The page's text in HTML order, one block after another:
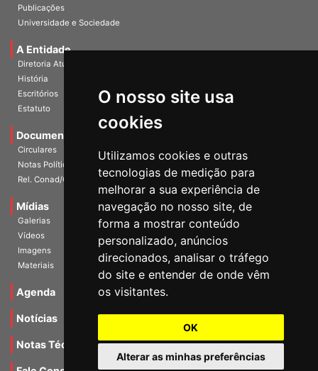
O nosso site usa
cookies
Utilizamos cookies e outras
tecnologias de medição para
melhorar a sua experiência de
navegação no nosso site, de
forma a mostrar conteúdo
personalizado, anúncios
direcionados, analisar o tráfego
do site e entender de onde vêm
os visitantes.
OK
Alterar as minhas preferências
Publicações
Universidade e Sociedade
A Entidade
Diretoria Atual
História
Escritórios
Estatuto
Documentos
Circulares
Notas Políticas
Rel. Conad/Congresso
Mídias
Galerias
Vídeos
Imagens
Materiais
Agenda
Notícias
Notas Técnicas